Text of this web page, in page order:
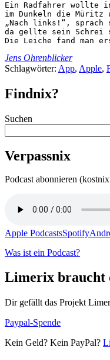
Ein Radfahrer wollte in
im Dunkeln die Müritz
„Nach links!“, sprach
da gellte sein Schrei
Die Leiche fand man
Jens Ohrenblicker
Schlagwörter: App, Apple,
Findnix?
Suchen
Verpassnix
Podcast abonnieren
Apple PodcastsSpotify
Was ist ein Podcast?
Limerix braucht
Dir gefällt das Projekt
Paypal-Spende
Kein Geld? Kein PayPal?